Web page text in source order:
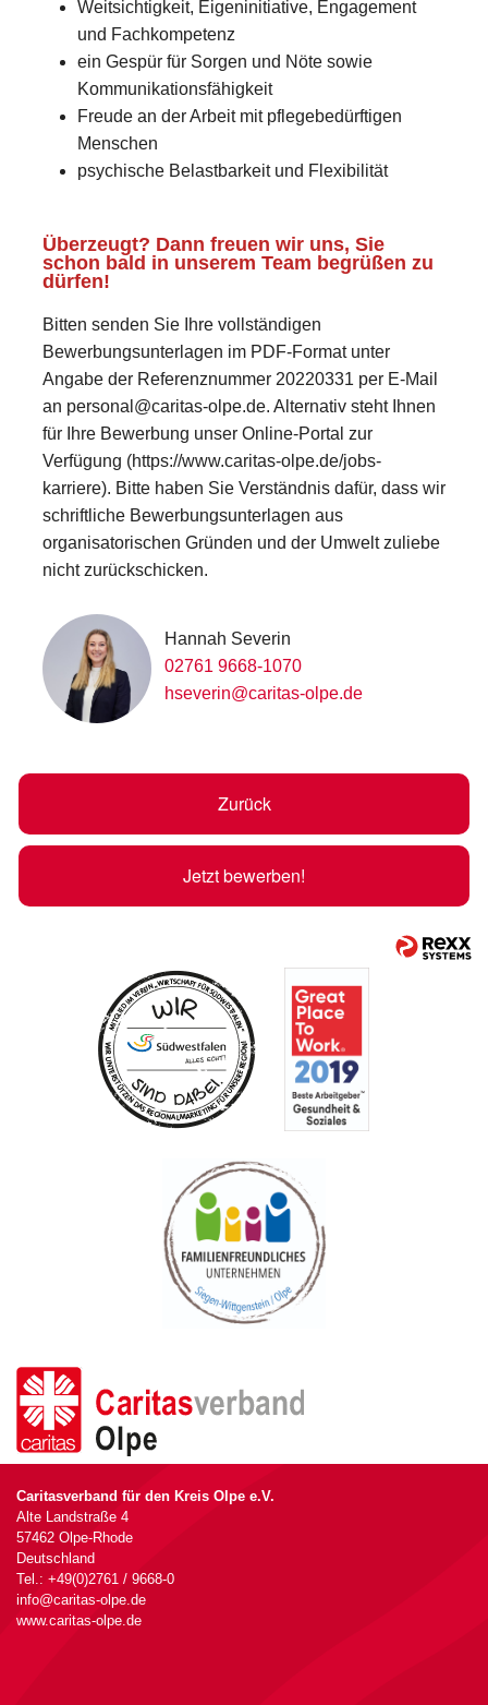
Weitsichtigkeit, Eigeninitiative, Engagement
und Fachkompetenz
ein Gespür für Sorgen und Nöte sowie
Kommunikationsfähigkeit
Freude an der Arbeit mit pflegebedürftigen
Menschen
psychische Belastbarkeit und Flexibilität
Überzeugt? Dann freuen wir uns, Sie
schon bald in unserem Team begrüßen zu
dürfen!
Bitten senden Sie Ihre vollständigen
Bewerbungsunterlagen im PDF-Format unter
Angabe der Referenznummer 20220331 per E-Mail
an personal@caritas-olpe.de. Alternativ steht Ihnen
für Ihre Bewerbung unser Online-Portal zur
Verfügung (https://www.caritas-olpe.de/jobs-
karriere). Bitte haben Sie Verständnis dafür, dass wir
schriftliche Bewerbungsunterlagen aus
organisatorischen Gründen und der Umwelt zuliebe
nicht zurückschicken.
Hannah Severin
02761 9668-1070
hseverin@caritas-olpe.de
Zurück
Jetzt bewerben!
Caritasverband für den Kreis Olpe e.V.
Alte Landstraße 4
57462 Olpe-Rhode
Deutschland
Tel.: +49(0)2761 / 9668-0
info@caritas-olpe.de
www.caritas-olpe.de